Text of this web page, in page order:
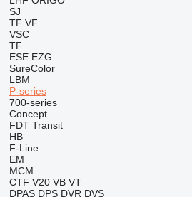
SJ
TF VF
VSC
TF
ESE EZG
SureColor
LBM
P-series
700-series
Concept
FDT Transit
HB
F-Line
EM
MCM
CTF V20 VB VT
DPAS DPS DVR DVS